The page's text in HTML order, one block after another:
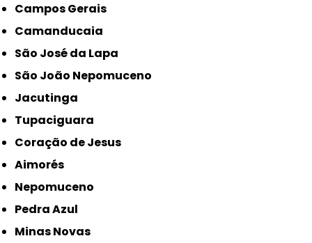
Campos Gerais
Camanducaia
São José da Lapa
São João Nepomuceno
Jacutinga
Tupaciguara
Coração de Jesus
Aimorés
Nepomuceno
Pedra Azul
Minas Novas